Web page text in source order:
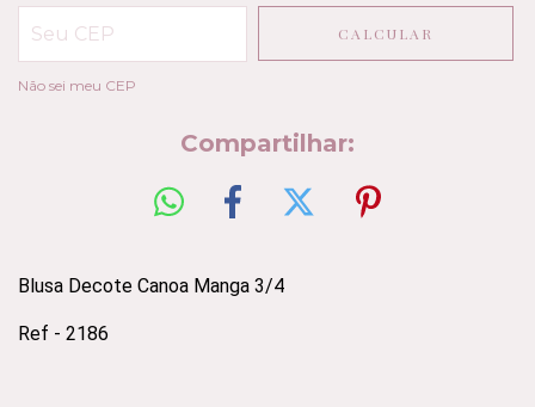
CALCULAR
Não sei meu CEP
Compartilhar:
Blusa Decote Canoa Manga 3/4
Ref - 2186